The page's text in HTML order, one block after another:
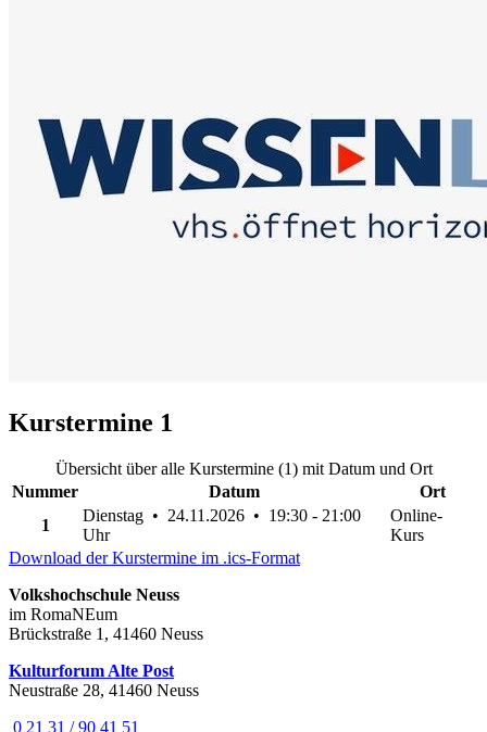
Kurstermine 1
Übersicht über alle Kurstermine (1) mit Datum und Ort
Nummer
Datum
Ort
1
Dienstag • 24.11.2026 • 19:30 - 21:00
Uhr
Online-
Kurs
Download der Kurstermine im .ics-Format
Volkshochschule Neuss
im RomaNEum
Brückstraße 1, 41460 Neuss
Kulturforum Alte Post
Neustraße 28, 41460 Neuss
0 21 31 / 90 41 51